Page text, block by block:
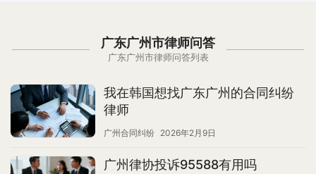
广东广州市律师问答
广东广州市律师问答列表
我在韩国想找广东广州的合同纠纷
律师
广州合同纠纷 2026年2月9日
广州律协投诉95588有用吗